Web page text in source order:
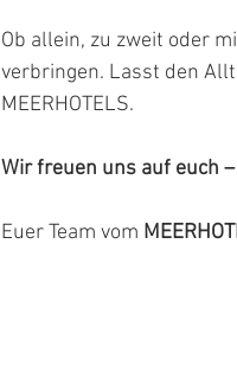
Ob allein, zu zweit oder
verbringen. Lasst den
MEERHOTELS.
Wir freuen uns auf euch
Euer Team vom